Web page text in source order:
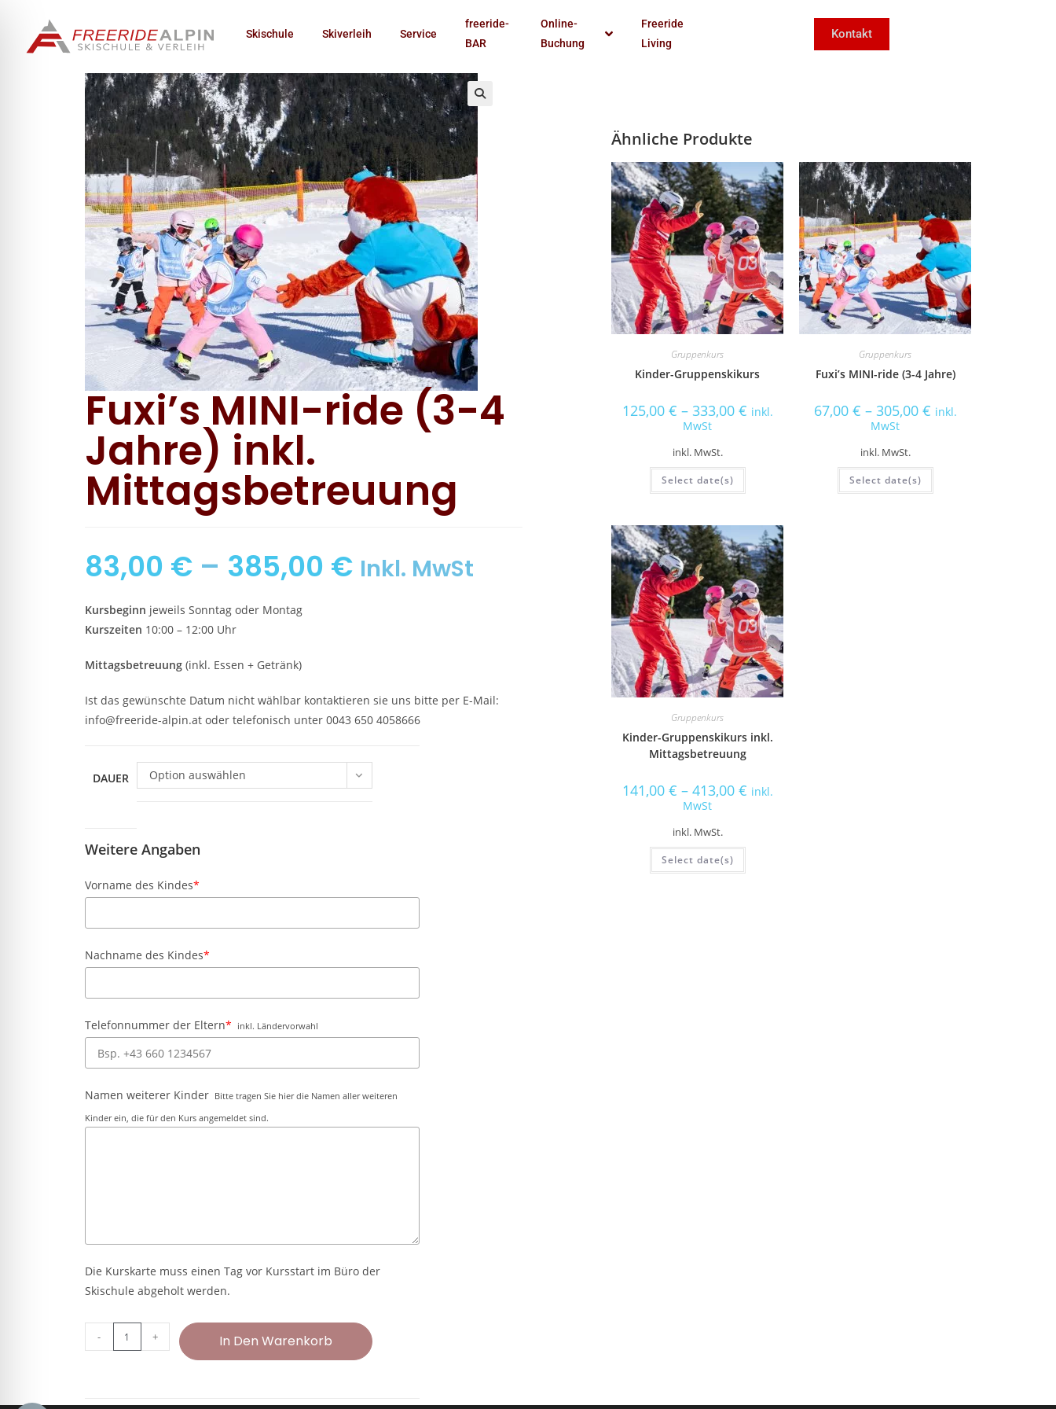
Skischule Skiverleih Service
freeride-
BAR
Online-
Buchung
Freeride
Living
Kontakt
Fuxi’s MINI-ride (3-4
Jahre) inkl.
Mittagsbetreuung
83,00 €– 385,00 € Inkl. MwSt
Kursbeginn jeweils Sonntag oder Montag
Kurszeiten 10:00 – 12:00 Uhr
Mittagsbetreuung(inkl. Essen + Getränk)
Ist das gewünschte Datum nicht wählbar kontaktieren sie uns bitte per E-Mail:
info@freeride-alpin.at oder telefonisch unter 0043 650 4058666
DAUER Option auswählen
Weitere Angaben
Vorname des Kindes*
Nachname des Kindes*
Telefonnummer der Eltern* inkl. Ländervorwahl
Namen weiterer Kinder
Bitte tragen Sie hier die Namen aller weiteren
Kinder ein, die für den Kurs angemeldet sind.
Die Kurskarte muss einen Tag vor Kursstart im Büro der
Skischule abgeholt werden.
- + In Den Warenkorb
Ähnliche Produkte
Gruppenkurs
Kinder-Gruppenskikurs
125,00 € – 333,00 € inkl.
MwSt
inkl. MwSt.
Select date(s)
Gruppenkurs
Fuxi’s MINI-ride (3-4 Jahre)
67,00 € – 305,00 € inkl.
MwSt
inkl. MwSt.
Select date(s)
Gruppenkurs
Kinder-Gruppenskikurs inkl.
Mittagsbetreuung
141,00 € – 413,00 € inkl.
MwSt
inkl. MwSt.
Select date(s)